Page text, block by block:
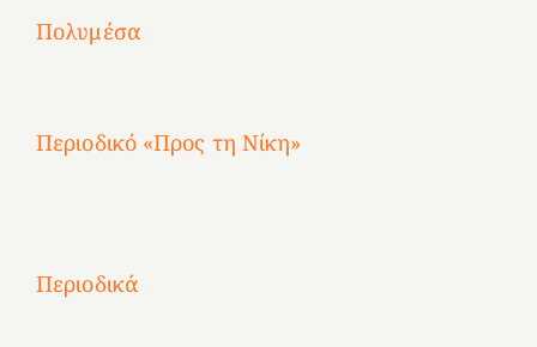
Πολυμέσα
Αγωνίστριες
Αθηνών
Αγωνίστριες
Αθηνών
Αγωνίστριες
Αθηνών
χρόνια
καρτερούμεν»
Περιοδικό «Προς τη Νίκη»
Περιοδικά
1821
Δεκέμβριος
2023!
Μάιος
2023!
Μάρτιος
2023!